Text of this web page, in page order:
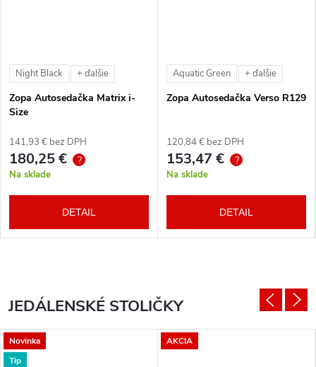
Night Black + ďalšie
Zopa Autosedačka Matrix i-
Size
141,93 € bez DPH
180,25 € ?
Na sklade
DETAIL
Aquatic Green + ďalšie
Zopa Autosedačka Verso R129
120,84 € bez DPH
153,47 € ?
Na sklade
DETAIL
JEDÁLENSKÉ STOLIČKY
Novinka
Tip
AKCIA